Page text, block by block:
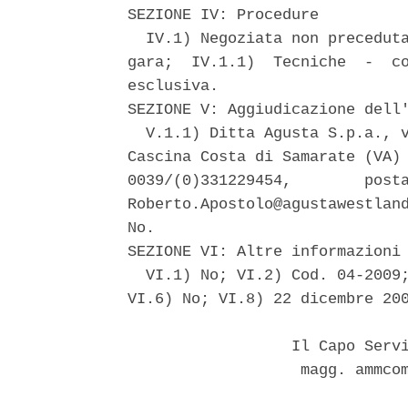
SEZIONE IV: Procedure
IV.1) Negoziata non
gara;  IV.1.1)  Tecniche  -
esclusiva.
SEZIONE V: Aggiudicazione
V.1.1) Ditta Agusta S.p.a.,
Cascina Costa di Samarate
0039/(0)331229454,
No.
SEZIONE VI: Altre
VI.1) No; VI.2) Cod. 04-
VI.6) No; VI.8) 22 dicembre
Il Capo
magg.